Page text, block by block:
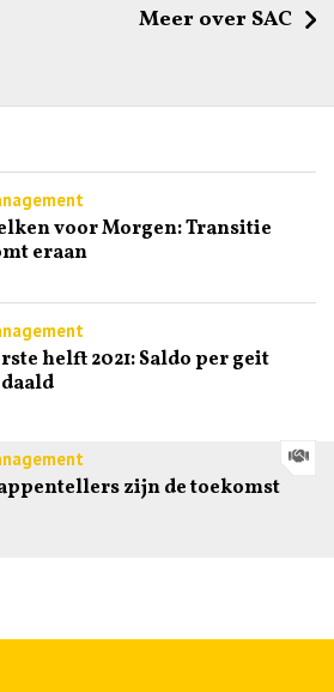
Meer over SAC
voor Morgen: Transitie
eraan
helft 2021: Saldo per geit
zijn de toekomst